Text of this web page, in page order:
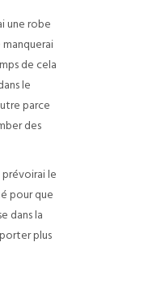
une robe
de cela
le
parce
des
le
pour que
dans la
plus